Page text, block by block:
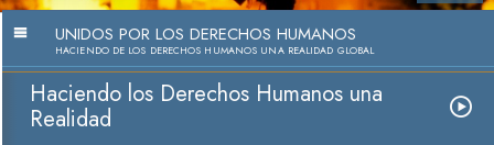
UNIDOS POR LOS DERECHOS HUMANOS
HACIENDO DE LOS DERECHOS HUMANOS UNA REALIDAD GLOBAL
Haciendo los Derechos Humanos una
Realidad